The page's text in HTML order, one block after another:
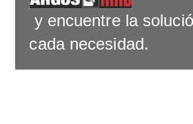
y encuentre la
cada necesidad.